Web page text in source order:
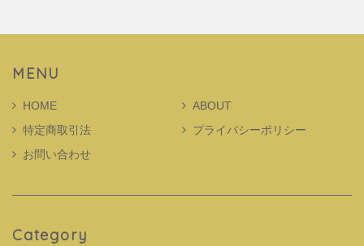
MENU
HOME
ABOUT
特定商取引法
プライバシーポリシー
お問い合わせ
Category